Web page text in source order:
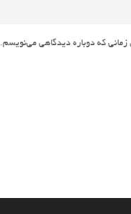
زمانی که دوباره دیدگاهی می‌نویسم.